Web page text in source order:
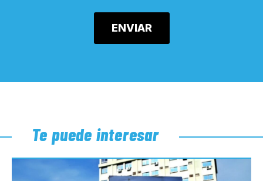
Te puede interesar